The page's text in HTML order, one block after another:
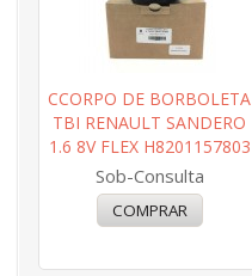
CCORPO DE BORBOLETA
TBI RENAULT SANDERO
1.6 8V FLEX H8201157803
Sob-Consulta